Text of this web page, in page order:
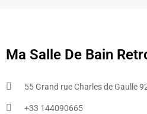
Ma Salle De Bain
55 Grand rue Charles de Gaulle
+33 144090665​